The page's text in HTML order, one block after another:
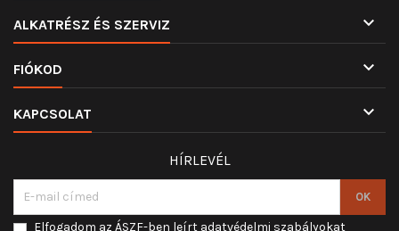
ALKATRÉSZ ÉS SZERVIZ 
FIÓKOD 
KAPCSOLAT 
HÍRLEVÉL
Elfogadom az ÁSZF-ben leírt adatvédelmi szabályokat